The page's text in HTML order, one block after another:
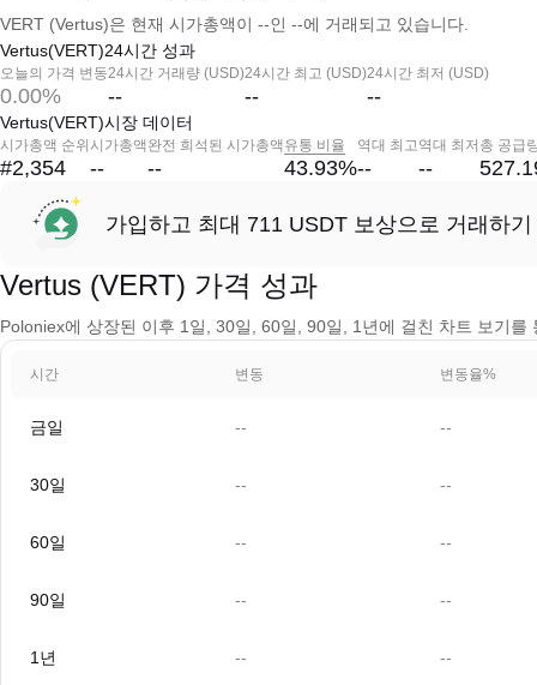
VERT (Vertus)은 현재 시가총액이 --인 --에 거래되고 있습니다.
Vertus(VERT)24시간 성과
오늘의 가격 변동
0.00%
24시간 거래량 (USD)
--
24시간 최고 (USD)
--
24시간 최저 (USD)
--
Vertus(VERT)시장 데이터
시가총액 순위
#2,354
시가총액
--
완전 희석된 시가총액
--
유통 비율
43.93%
역대 최고
--
역대 최저
--
총 공급
가입하고 최대 711 USDT 보상으로 거래하기
Vertus (VERT) 가격 성과
Poloniex에 상장된 이후 1일, 30일, 60일, 90일, 1년에 걸친 차트 보기를
시간 변동 변동율%
금일 -- --
30일 -- --
60일 -- --
90일 -- --
1년 -- --